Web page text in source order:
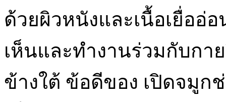
ด้วยผิวหนังและเนื้อเยื่ออ่
เห็นและทำงานร่วมกับกา
ข้างใต้ ข้อดีของ เปิดจมูก